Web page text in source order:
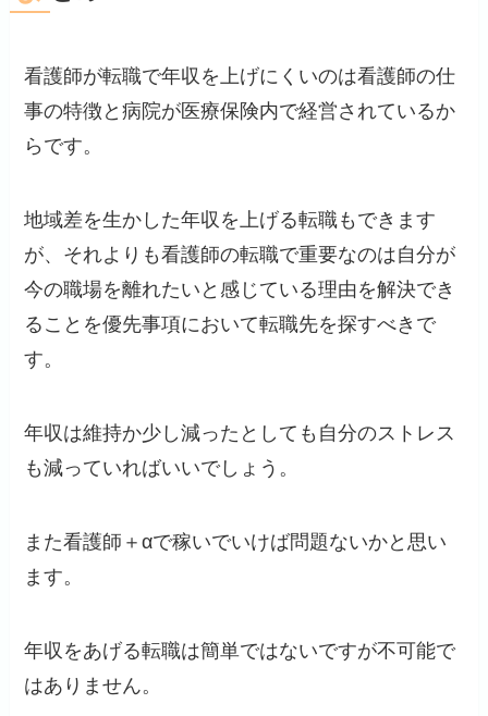
看護師が転職で年収を上げにくいのは看護師の仕
事の特徴と病院が医療保険内で経営されているか
らです。
地域差を生かした年収を上げる転職もできます
が、それよりも看護師の転職で重要なのは自分が
今の職場を離れたいと感じている理由を解決でき
ることを優先事項において転職先を探すべきで
す。
年収は維持か少し減ったとしても自分のストレス
も減っていればいいでしょう。
また看護師＋αで稼いでいけば問題ないかと思い
ます。
年収をあげる転職は簡単ではないですが不可能で
はありません。